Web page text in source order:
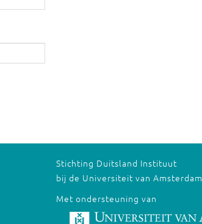
Stichting Duitsland Instituut
bij de Universiteit van Amsterdam
Met ondersteuning van